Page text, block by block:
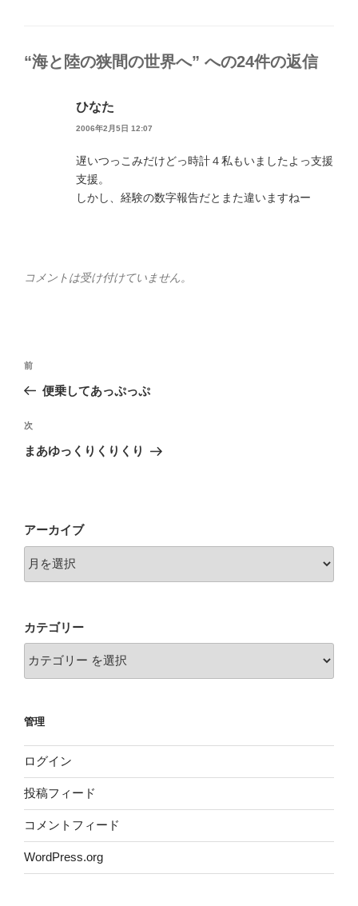
“海と陸の狭間の世界へ” への24件の返信
ひなた
2006年2月5日 12:07
遅いつっこみだけどっ時計４私もいましたよっ支援
支援。
しかし、経験の数字報告だとまた違いますねー
コメントは受け付けていません。
投
ナ
ビ
ゲ
ン
前
の
稿
前
便乗してあっぷっぷ
次
の
次
まあゆっくりくりくり
アーカイブ
カテゴリー
管理
ログイン
投稿フィード
コメントフィード
WordPress.org